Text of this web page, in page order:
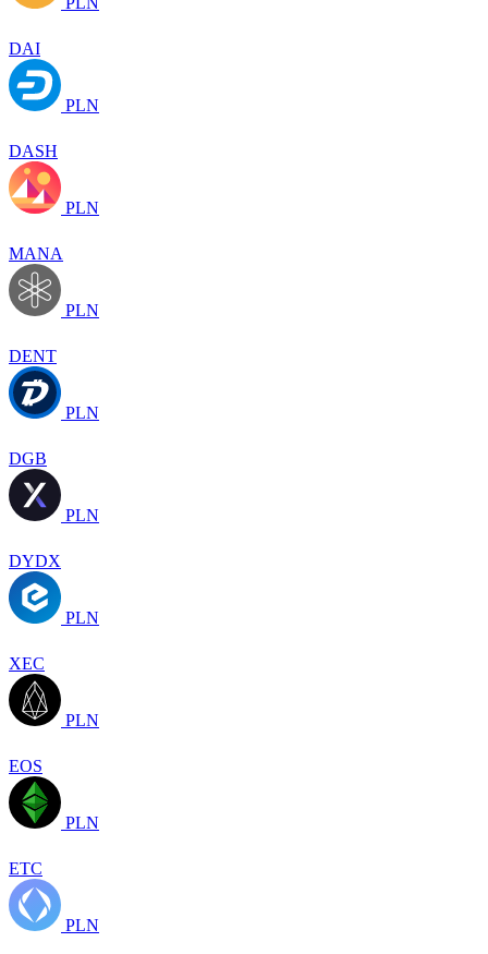
DAI
PLN
DASH
PLN
MANA
PLN
DENT
PLN
DGB
PLN
DYDX
PLN
XEC
PLN
EOS
PLN
ETC
PLN